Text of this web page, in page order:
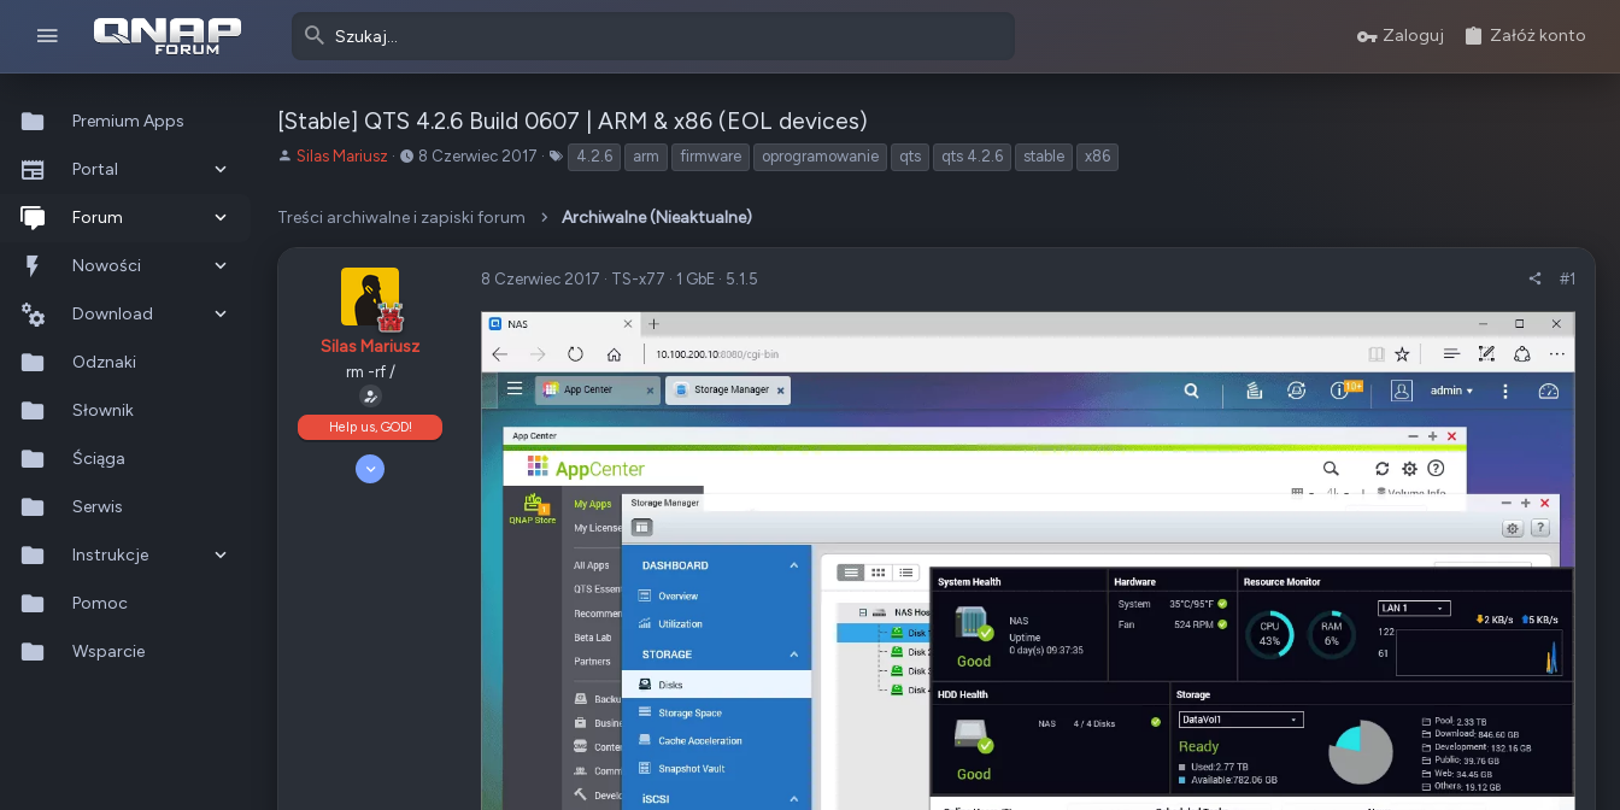
Zaloguj Załóż konto
Premium Apps
Portal
Co nowego?
Ostatnia aktywność
Forum
Nowe posty
Popularne
Szukaj na forum
Nowości
Nowe posty
Wszystkie posty
Nowe zasoby
Ostatnia aktywność
Download
Szukaj zasobów
Odznaki
Słownik
Ściąga
Serwis
Instrukcje
QTS 5.2.x
QuTS hero h6.0.x
Pomoc
Wsparcie
[Stable] QTS 4.2.6 Build 0607 | ARM & x86 (EOL devices)
A
o
r
Silas Mariusz
o
8 Czerwiec 2017 4.2.6 arm firmware oprogramowanie qts qts 4.2.6 stable x86
Treści archiwalne i zapiski forum Archiwalne (Nieaktualne)
Silas Mariusz
rm -rf /
Help us, GOD!
5 Kwiecień 2008
8 Czerwiec 2017 · TS-x77 · 1 GbE · 5.1.5 #1